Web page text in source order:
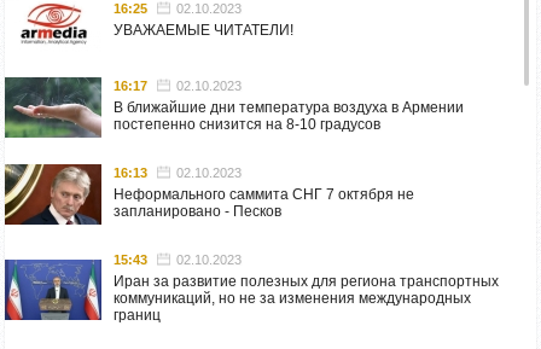
16:25 02.10.2023
УВАЖАЕМЫЕ ЧИТАТЕЛИ!
16:17 02.10.2023
В ближайшие дни температура воздуха в Армении
постепенно снизится на 8-10 градусов
16:13 02.10.2023
Неформального саммита СНГ 7 октября не
запланировано - Песков
15:43 02.10.2023
Иран за развитие полезных для региона транспортных
коммуникаций, но не за изменения международных
границ